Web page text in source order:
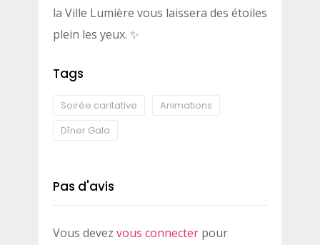
la Ville Lumière vous laissera des étoiles
plein les yeux. ✨
Tags
Soirée caritative
Animations
Dîner Gala
Pas d'avis
Vous devez vous connecter pour